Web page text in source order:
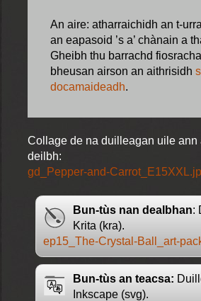
An aire: atharraichidh an t-
an eapasoid ’s a’ chànain a
Gheibh thu barrachd
bheusan airson an aithrisidh
docamaideadh.
Collage de na duilleagan uile ann
deilbh:
gd_Pepper-and-
Bun-tùs nan dealbhan:
Krita (kra).
ep15_The-Crystal-Ball_art-
Bun-tùs an teacsa:
Inkscape (svg).